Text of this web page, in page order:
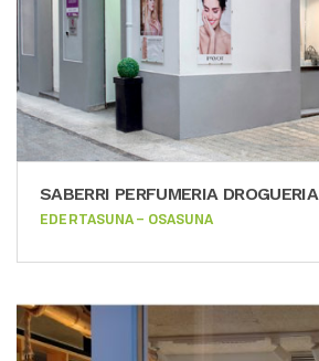
SABERRI PERFUMERIA DROGUERIA
EDERTASUNA – OSASUNA